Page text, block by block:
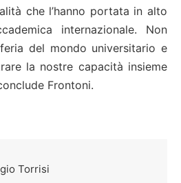
che l’hanno portata in alto
internazionale. Non
del mondo universitario e
la nostre capacità insieme
Frontoni.
Torrisi